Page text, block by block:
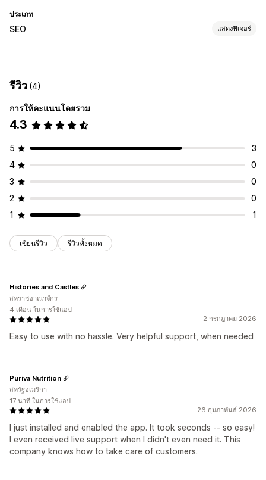
ประเภท
SEO แสดงฟีเจอร์
การตรวจสอบ การติดตามอันดับ
รีวิว (4)
การให้คะแนนโดยรวม
4.3
5
3
4
0
3
0
2
0
1
1
เขียนรีวิว รีวิวทั้งหมด
2 กรกฎาคม 2026
Easy to use with no hassle. Very helpful support, when needed
Histories and Castles
สหราชอาณาจักร
4 เดือน ในการใช้แอป
26 กุมภาพันธ์ 2026
I just installed and enabled the app. It took seconds -- so easy!
I even received live support when I didn't even need it. This
company knows how to take care of customers.
Puriva Nutrition
สหรัฐอเมริกา
17 นาที ในการใช้แอป